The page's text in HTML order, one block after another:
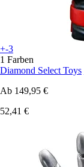
+-3
1 Farben
Diamond Select Toys
Ab 149,95 €
52,41 €